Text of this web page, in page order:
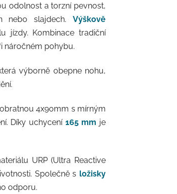
odolnost a torzní pevnost,
nebo slajdech.Výškově
jízdy. Kombinace tradiční
náročném pohybu.
výborně obepne nohu,
4x90mm s mírným
Díky uchycení 165 mm je
URP (Ultra Reactive
Společně s ložisky
odporu.